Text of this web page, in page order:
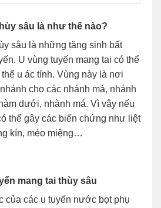
sâu là như thế nào?
sâu là những tăng sinh bất
U vùng tuyến mang tai có thể
u ác tính. Vùng này là nơi
cho các nhánh má, nhánh
dưới, nhành má. Vì vậy nếu
thể gây các biến chứng như liệt
kín, méo miệng…
mang tai thùy sâu
của các u tuyến nước bọt phụ